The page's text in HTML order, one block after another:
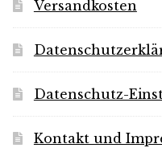
Versandkosten
Datenschutz-
Kontakt und